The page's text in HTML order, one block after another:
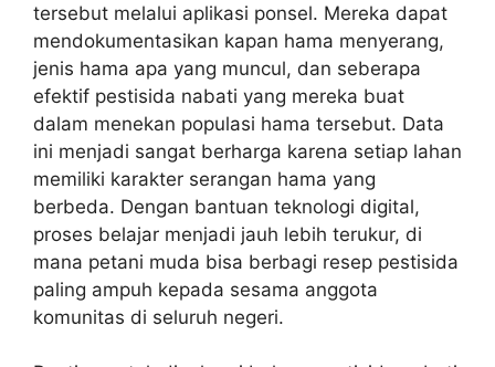
tersebut melalui aplikasi ponsel. Mereka dapat
mendokumentasikan kapan hama menyerang,
jenis hama apa yang muncul, dan seberapa
efektif pestisida nabati yang mereka buat
dalam menekan populasi hama tersebut. Data
ini menjadi sangat berharga karena setiap lahan
memiliki karakter serangan hama yang
berbeda. Dengan bantuan teknologi digital,
proses belajar menjadi jauh lebih terukur, di
mana petani muda bisa berbagi resep pestisida
paling ampuh kepada sesama anggota
komunitas di seluruh negeri.